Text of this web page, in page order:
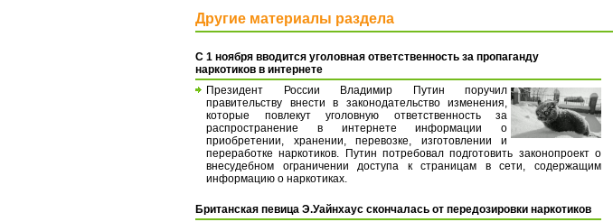
Другие материалы раздела
С 1 ноября вводится уголовная ответственность за пропаганду
наркотиков в интернете
Президент России Владимир Путин поручил
правительству внести в законодательство изменения,
которые повлекут уголовную ответственность за
распространение в интернете информации о
приобретении, хранении, перевозке, изготовлении и
переработке наркотиков. Путин потребовал подготовить законопроект о
внесудебном ограничении доступа к страницам в сети, содержащим
информацию о наркотиках.
Британская певица Э.Уайнхаус скончалась от передозировки наркотиков